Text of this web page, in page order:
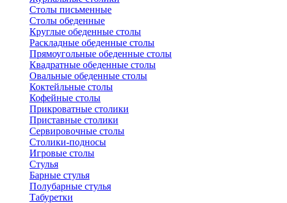
Столы письменные
Столы обеденные
Круглые обеденные столы
Раскладные обеденные столы
Прямоугольные обеденные столы
Квадратные обеденные столы
Овальные обеденные столы
Коктейльные столы
Кофейные столы
Прикроватные столики
Приставные столики
Сервировочные столы
Столики-подносы
Игровые столы
Стулья
Барные стулья
Полубарные стулья
Табуретки